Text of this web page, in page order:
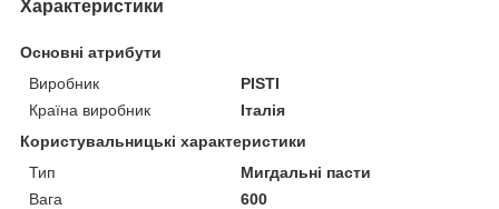
Характеристики
Основні атрибути
Виробник
PISTI
Країна виробник
Італія
Користувальницькі характеристики
Тип
Мигдальні пасти
Вага
600